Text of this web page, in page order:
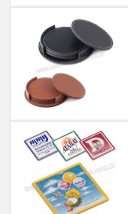
El
Feneri
promosyon
Çakmak
&
Küllük
Çanta
Askısı
promosyon
PowerBank
&
Şarj
Kablosu